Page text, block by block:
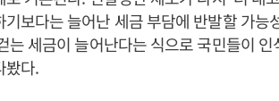
기보다는 늘어난 세금 부담에 반발할 가능
는 세금이 늘어난다는 식으로 국민들이
봤다.